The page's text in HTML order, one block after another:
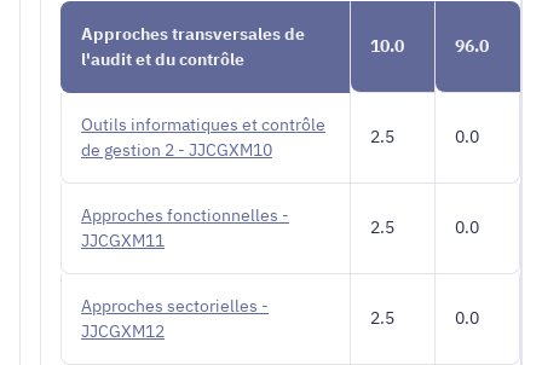
Approches transversales de
l'audit et du contrôle
10.0 96.0
Outils informatiques et contrôle
de gestion 2 - JJCGXM10
2.5 0.0
Approches fonctionnelles -
JJCGXM11
2.5 0.0
Approches sectorielles -
JJCGXM12
2.5 0.0